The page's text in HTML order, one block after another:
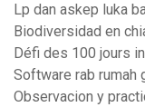
Lp dan askep luka
Biodiversidad en
Défi des 100 jours
Software rab rumah
Observacion y